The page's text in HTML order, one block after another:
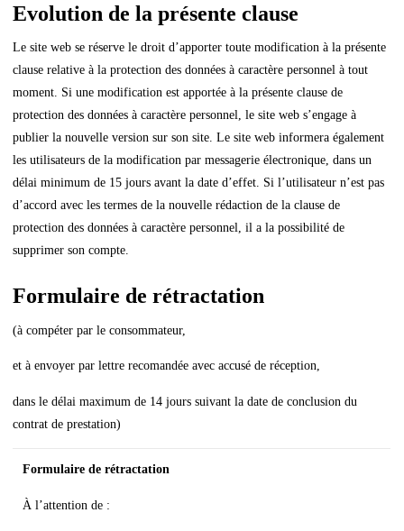
Evolution de la présente clause
Le site web se réserve le droit d’apporter toute modification à la présente
clause relative à la protection des données à caractère personnel à tout
moment. Si une modification est apportée à la présente clause de
protection des données à caractère personnel, le site web s’engage à
publier la nouvelle version sur son site. Le site web informera également
les utilisateurs de la modification par messagerie électronique, dans un
délai minimum de 15 jours avant la date d’effet. Si l’utilisateur n’est pas
d’accord avec les termes de la nouvelle rédaction de la clause de
protection des données à caractère personnel, il a la possibilité de
supprimer son compte.
Formulaire de rétractation
(à compéter par le consommateur,
et à envoyer par lettre recomandée avec accusé de réception,
dans le délai maximum de 14 jours suivant la date de conclusion du
contrat de prestation)
Formulaire de rétractation
À l’attention de :